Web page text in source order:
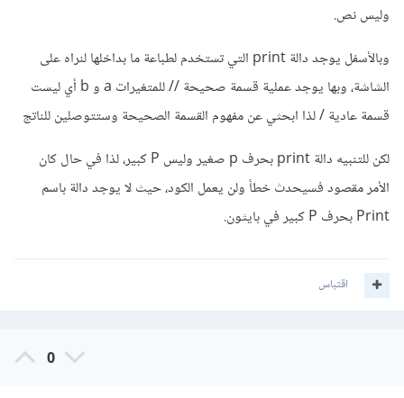
وليس نص.
وبالأسفل يوجد دالة print التي تستخدم لطباعة ما بداخلها لنراه على
الشاشة، وبها يوجد عملية قسمة صحيحة // للمتغيرات a و b أي ليست
قسمة عادية / لذا ابحثي عن مفهوم القسمة الصحيحة وستتوصلين للناتج
لكن للتنبيه دالة print بحرف p صغير وليس P كبير، لذا في حال كان
الأمر مقصود فسيحدث خطأ ولن يعمل الكود، حيث لا يوجد دالة باسم
Print بحرف P كبير في بايثون.
اقتباس
0